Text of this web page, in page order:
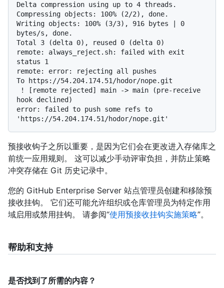
Delta compression using up to 4 threads.
Compressing objects: 100% (2/2), done.
Writing objects: 100% (3/3), 916 bytes | 0
bytes/s, done.
Total 3 (delta 0), reused 0 (delta 0)
remote: always_reject.sh: failed with exit
status 1
remote: error: rejecting all pushes
To https://54.204.174.51/hodor/nope.git
hook declined)
error: failed to push some refs to
预接收钩子之所以重要，是因为它们会在更改进入存储库之
前统一应用规则。 这可以减少手动评审负担，并防止策略
冲突存储在 Git 历史记录中。
您的 GitHub Enterprise Server 站点管理员创建和移除预
接收挂钩。 它们还可能允许组织或仓库管理员为特定作用
域启用或禁用挂钩。 请参阅“使用预接收挂钩实施策略”。
帮助和支持
是否找到了所需的内容？